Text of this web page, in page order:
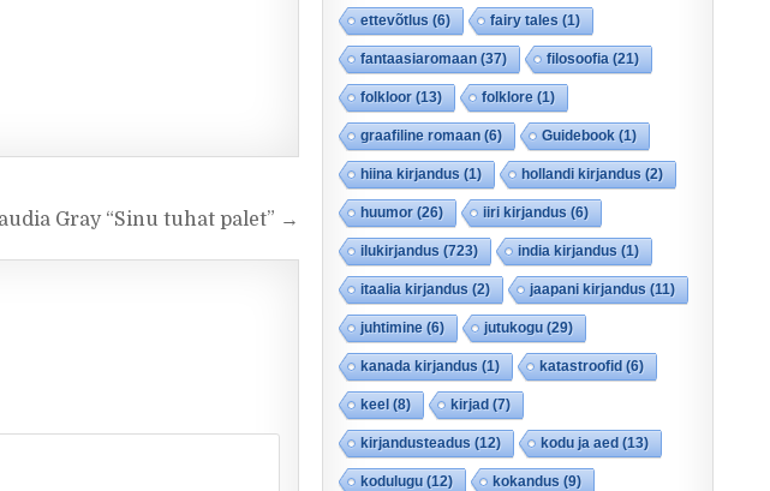
Gray “Sinu tuhat palet” →
ettevõtlus(6) fairy tales(1)
fantaasiaromaan(37) filosoofia (21)
folkloor(13) folklore(1)
graafiline romaan(6) Guidebook(1)
hiina kirjandus(1) hollandi kirjandus(2)
huumor(26) iiri kirjandus(6)
ilukirjandus(723) india kirjandus(1)
itaalia kirjandus(2) jaapani kirjandus(11)
juhtimine(6) jutukogu(29)
kanada kirjandus(1) katastroofid(6)
keel(8) kirjad(7)
kirjandusteadus(12) kodu ja aed(13)
kodulugu(12) kokandus(9)